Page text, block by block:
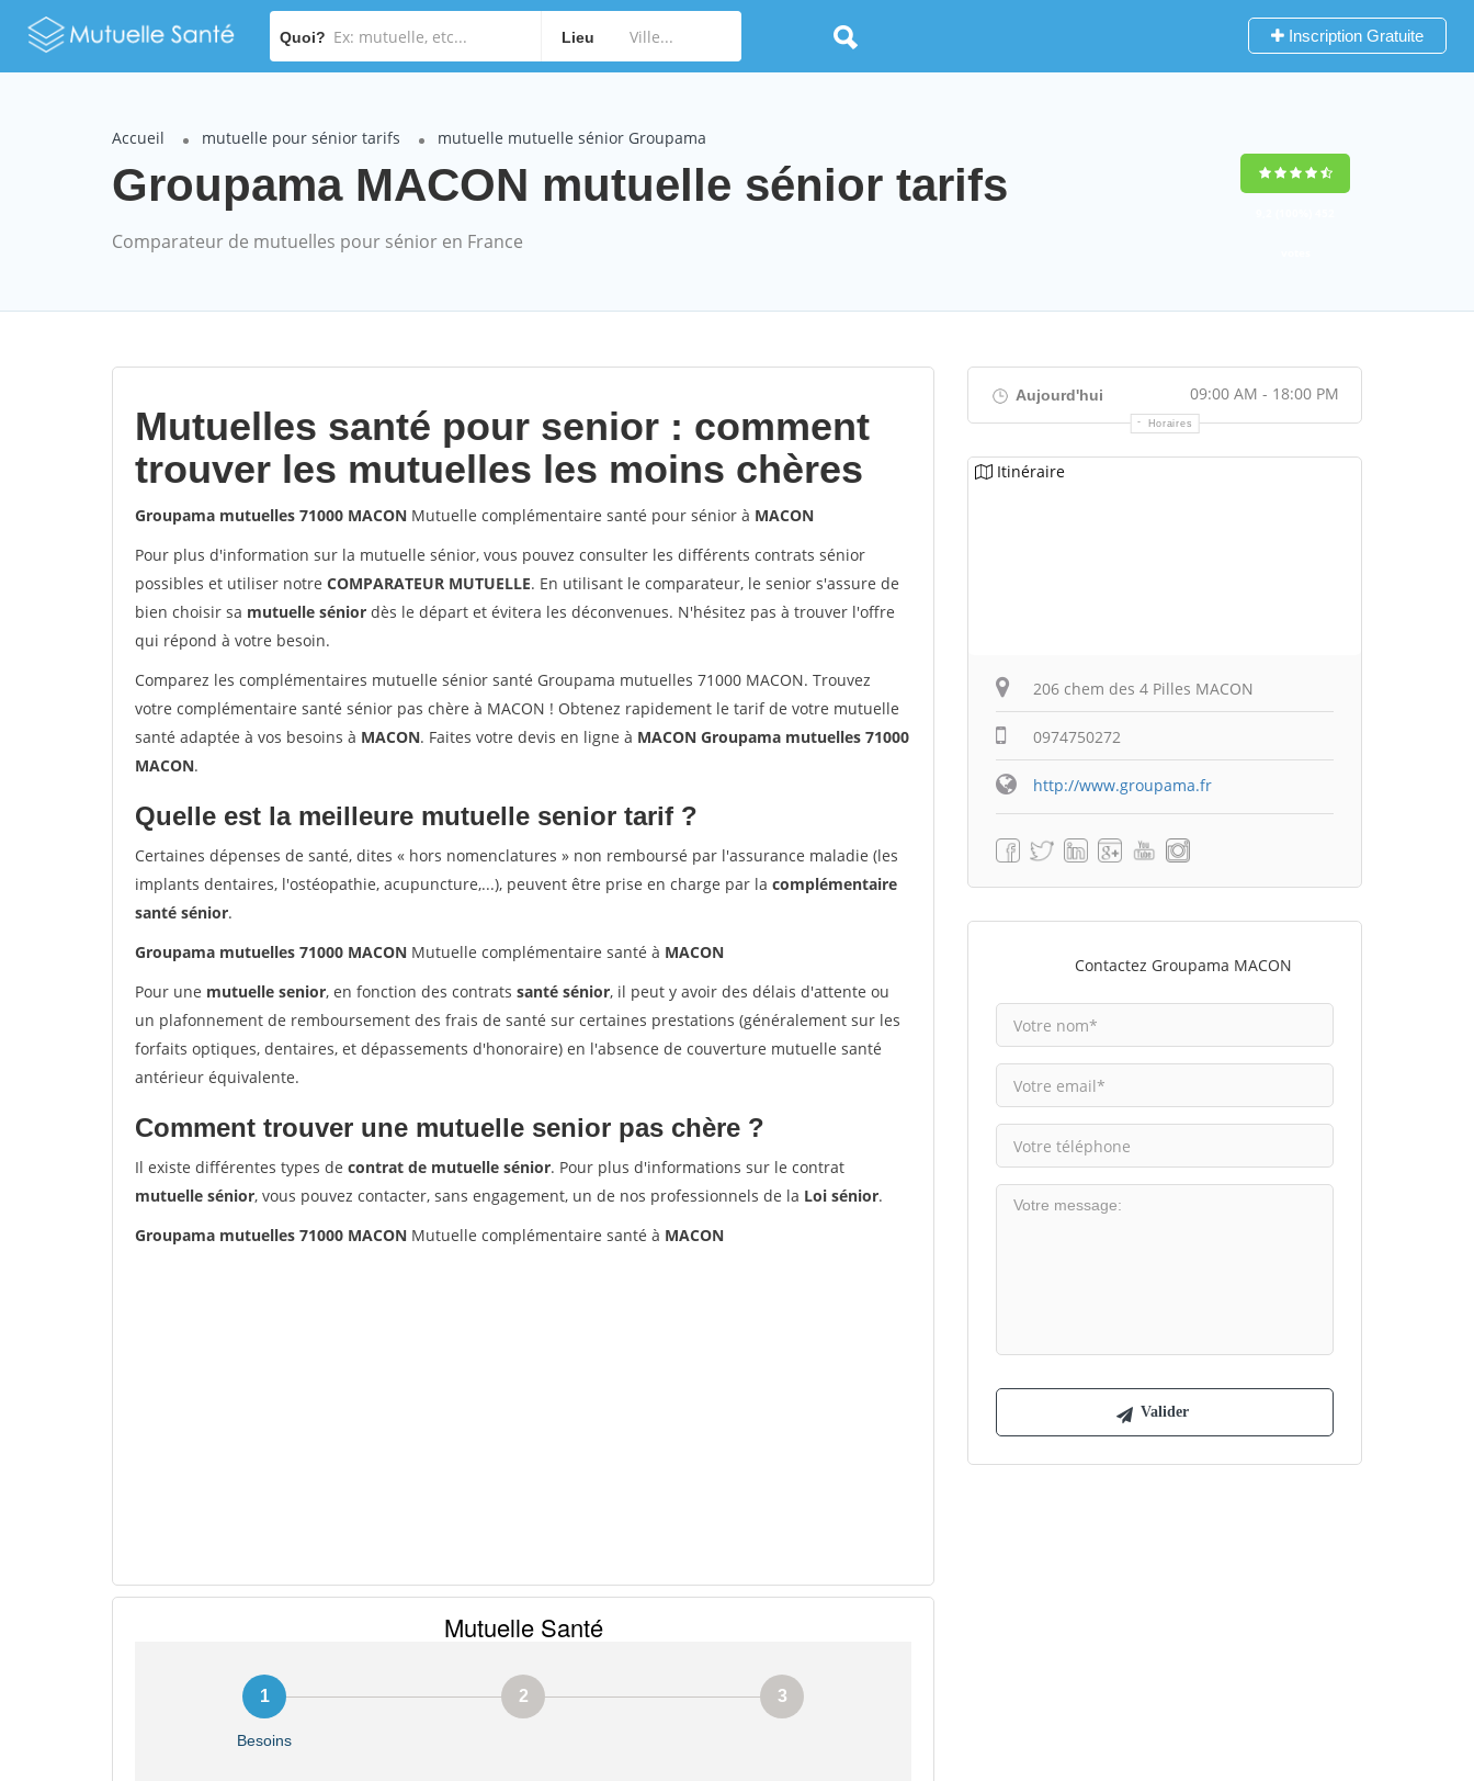
Quoi? Lieu Inscription Gratuite
Accueil mutuelle pour sénior tarifs mutuelle mutuelle sénior Groupama
Groupama MACON mutuelle sénior tarifs
Comparateur de mutuelles pour sénior en France
Mutuelles santé pour senior : comment
trouver les mutuelles les moins chères
Groupama mutuelles 71000 MACON Mutuelle complémentaire santé pour sénior à MACON
Pour plus d'information sur la mutuelle sénior, vous pouvez consulter les différents contrats sénior
possibles et utiliser notre COMPARATEUR MUTUELLE. En utilisant le comparateur, le senior s'assure de
bien choisir sa mutuelle sénior dès le départ et évitera les déconvenues. N'hésitez pas à trouver l'offre
qui répond à votre besoin.
Comparez les complémentaires mutuelle sénior santé Groupama mutuelles 71000 MACON. Trouvez
votre complémentaire santé sénior pas chère à MACON ! Obtenez rapidement le tarif de votre mutuelle
santé adaptée à vos besoins à MACON. Faites votre devis en ligne à MACON Groupama mutuelles 71000
MACON.
Quelle est la meilleure mutuelle senior tarif ?
Certaines dépenses de santé, dites « hors nomenclatures » non remboursé par l'assurance maladie (les
implants dentaires, l'ostéopathie, acupuncture,...), peuvent être prise en charge par la complémentaire
santé sénior.
Groupama mutuelles 71000 MACON Mutuelle complémentaire santé à MACON
Pour une mutuelle senior, en fonction des contrats santé sénior, il peut y avoir des délais d'attente ou
un plafonnement de remboursement des frais de santé sur certaines prestations (généralement sur les
forfaits optiques, dentaires, et dépassements d'honoraire) en l'absence de couverture mutuelle santé
antérieur équivalente.
Comment trouver une mutuelle senior pas chère ?
Il existe différentes types de contrat de mutuelle sénior. Pour plus d'informations sur le contrat
mutuelle sénior, vous pouvez contacter, sans engagement, un de nos professionnels de la Loi sénior.
Groupama mutuelles 71000 MACON Mutuelle complémentaire santé à MACON
Aujourd'hui 09:00 AM - 18:00 PM
Horaires
Itinéraire
206 chem des 4 Pilles MACON
0974750272
http://www.groupama.fr
Contactez Groupama MACON